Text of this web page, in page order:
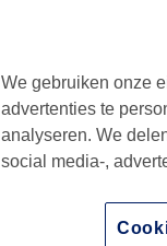
We gebruiken onze
advertenties te
analyseren. We
social media-,